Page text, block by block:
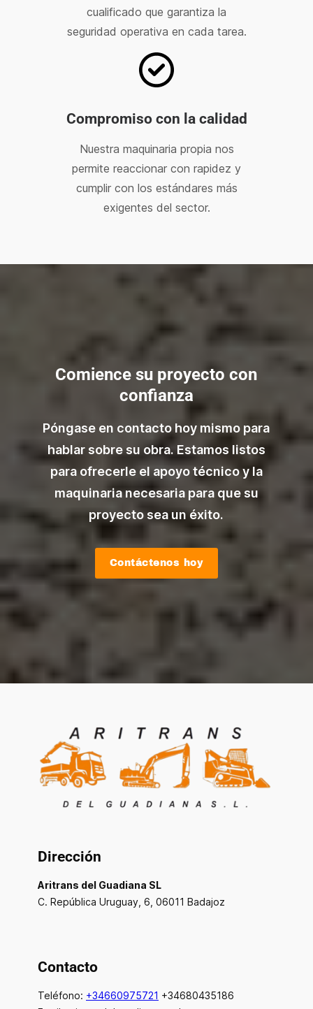
cualificado que garantiza la
seguridad operativa en cada tarea.
Compromiso con la calidad
Nuestra maquinaria propia nos
permite reaccionar con rapidez y
cumplir con los estándares más
exigentes del sector.
Comience su proyecto con
confianza
Póngase en contacto hoy mismo para
hablar sobre su obra. Estamos listos
para ofrecerle el apoyo técnico y la
maquinaria necesaria para que su
proyecto sea un éxito.
Contáctenos hoy
Dirección
Aritrans del Guadiana SL
C. República Uruguay, 6, 06011 Badajoz
Contacto
Teléfono: +34660975721 +34680435186